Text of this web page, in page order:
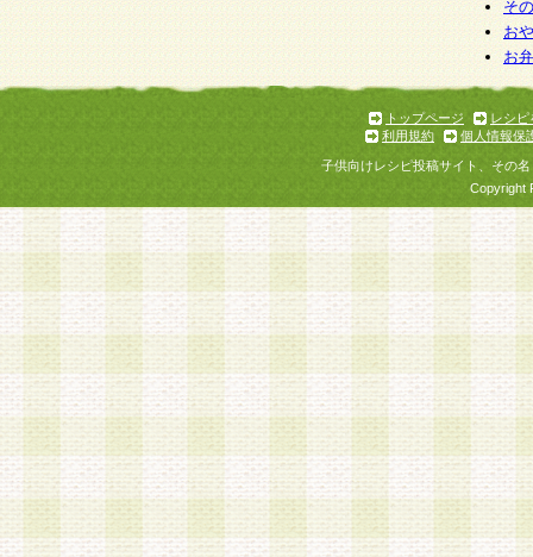
そ
お
お
トップページ
レシピ
利用規約
個人情報保
子供向けレシピ投稿サイト、その
Copyright